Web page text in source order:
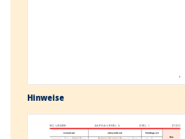
Hinweise